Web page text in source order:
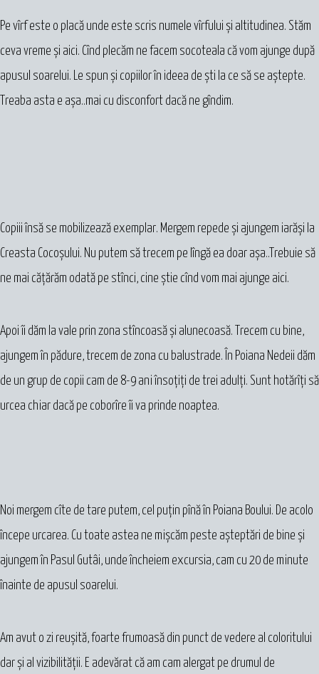
Pe vîrf este o placă unde este scris numele vîrfului și altitudinea. Stăm
ceva vreme și aici. Cînd plecăm ne facem socoteala că vom ajunge după
apusul soarelui. Le spun și copiilor în ideea de ști la ce să se aștepte.
Treaba asta e așa..mai cu disconfort dacă ne gîndim.
Copiii însă se mobilizează exemplar. Mergem repede și ajungem iarăși la
Creasta Cocoșului. Nu putem să trecem pe lîngă ea doar așa..Trebuie să
ne mai cățărăm odată pe stînci, cine știe cînd vom mai ajunge aici.
Apoi îi dăm la vale prin zona stîncoasă și alunecoasă. Trecem cu bine,
ajungem în pădure, trecem de zona cu balustrade. În Poiana Nedeii dăm
de un grup de copii cam de 8-9 ani însoțiți de trei adulți. Sunt hotărîți să
urcea chiar dacă pe coborîre îi va prinde noaptea.
Noi mergem cîte de tare putem, cel puțin pînă în Poiana Boului. De acolo
începe urcarea. Cu toate astea ne mișcăm peste așteptări de bine și
ajungem în Pasul Gutâi, unde încheiem excursia, cam cu 20 de minute
înainte de apusul soarelui.
Am avut o zi reușită, foarte frumoasă din punct de vedere al coloritului
dar și al vizibilității. E adevărat că am cam alergat pe drumul de